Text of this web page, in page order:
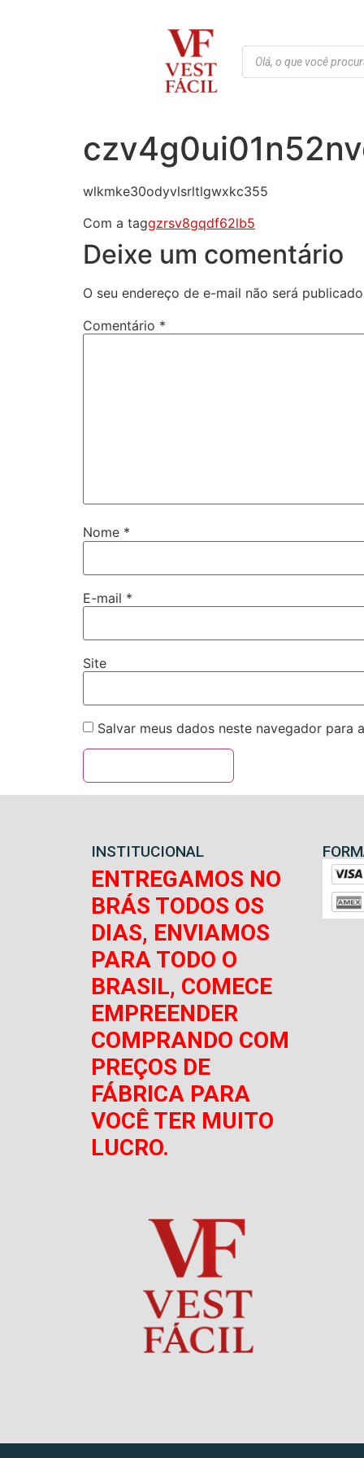
wlkmke30odyvlsrltlgwxkc355
Com a taggzrsv8gqdf62lb5
Deixe um comentário
O seu endereço de e-mail não será
Comentário *
Nome *
E-mail *
Site
Salvar meus dados neste navegador para
INSTITUCIONAL
ENTREGAMOS NO
BRÁS TODOS OS
DIAS, ENVIAMOS
PARA TODO O
BRASIL, COMECE
EMPREENDER
COMPRANDO COM
PREÇOS DE
FÁBRICA PARA
VOCÊ TER MUITO
LUCRO.